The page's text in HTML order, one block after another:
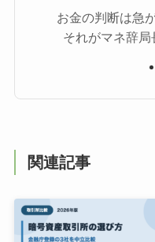
お金の判断は急
それがマネ辞局
関連記事